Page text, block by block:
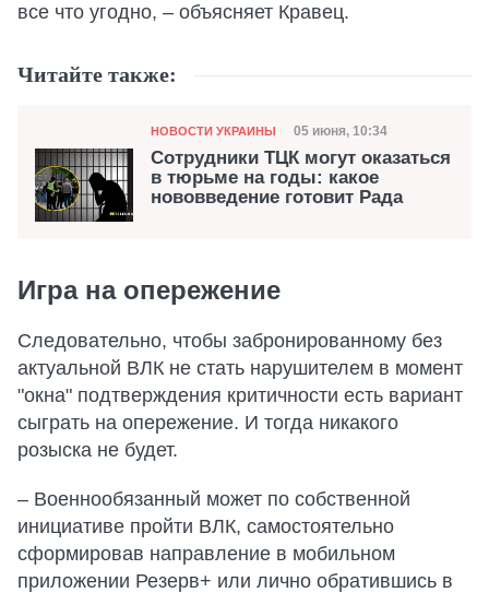
все что угодно, – объясняет Кравец.
Читайте также:
Категория
НОВОСТИ УКРАИНЫ Дата публикации
05 июня, 10:34
Сотрудники ТЦК могут оказаться
в тюрьме на годы: какое
нововведение готовит Рада
Игра на опережение
Следовательно, чтобы забронированному без
актуальной ВЛК не стать нарушителем в момент
"окна" подтверждения критичности есть вариант
сыграть на опережение. И тогда никакого
розыска не будет.
– Военнообязанный может по собственной
инициативе пройти ВЛК, самостоятельно
сформировав направление в мобильном
приложении Резерв+ или лично обратившись в